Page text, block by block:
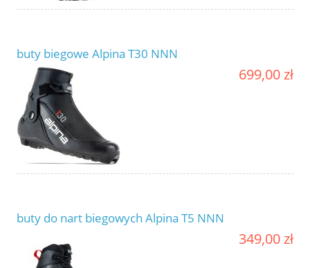
buty biegowe Alpina T30 NNN
699,00 zł
buty do nart biegowych Alpina T5 NNN
349,00 zł